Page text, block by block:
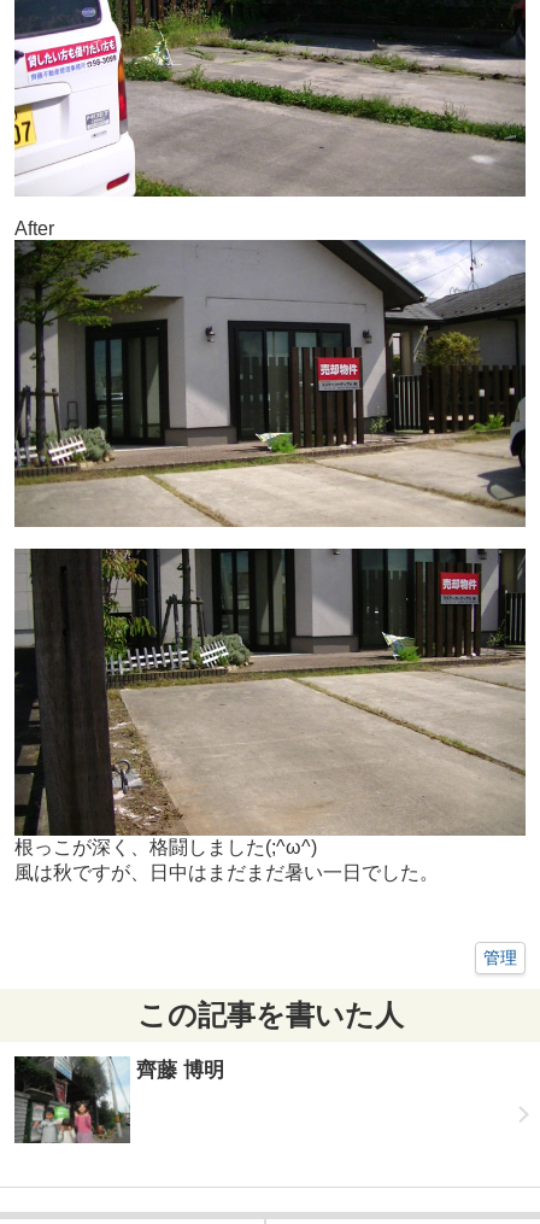
After
根っこが深く、格闘しました(;^ω^)
風は秋ですが、日中はまだまだ暑い一日でした。
管理
この記事を書いた人
齊藤 博明